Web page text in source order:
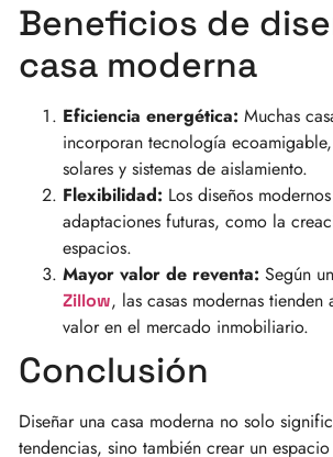
Beneficios de
casa moderna
Eficiencia energética: Muchas
incorporan tecnología
solares y sistemas de aislamiento.
Flexibilidad: Los diseños
adaptaciones futuras, como la
espacios.
Mayor valor de reventa: Según
Zillow, las casas modernas tienden
valor en el mercado inmobiliario.
Conclusión
Diseñar una casa moderna no solo
tendencias, sino también crear un